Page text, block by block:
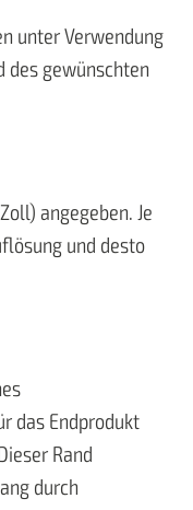
unter Verwendung
des gewünschten
angegeben. Je
und desto
das Endprodukt
Rand
durch